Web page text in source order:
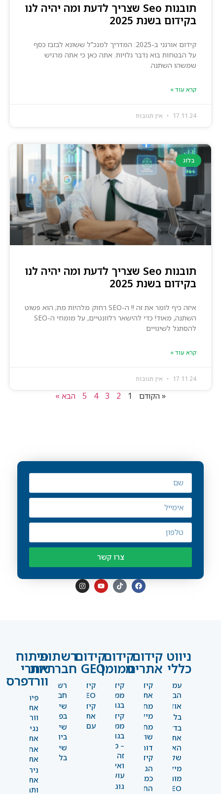
תובנות Seo שצריך לדעת ומה יהיה לנו
בקידום בשנת 2025
קידום אורגני ב-2025: המדריך למנכ"ל ששונא לבזבז כסף
על הבטחות בוא נדבר גלויות. אתה כאן כי אתה מרגיש
שמשהו השתנה.
קרא עוד »
17.11.24 אין תגובות
בלוג
תובנות Seo שצריך לדעת ומה יהיה לנו
בקידום בשנת 2025
איזה כיף לומר את זה !! ה-SEO רחוק מלהיות מת; הוא פשוט
השתנה, מאוד! כדי להישאר רלוונטיים, על מומחי ה-SEO
להסתגל לשינויים
קרא עוד »
17.11.24 אין תגובות
« הקודם 1
2
3
4
5 הבא »
צרו קשר
ניווט
כללי
עמוד
הבית
אודות
בלוג
בדקו
את
האתר
שלכם
מילון
מונחים
SEO
קידום
אתרים
קידום
אתרים
מחקר
מילים
מחקר
שוק
דוחות
קידום
הגדלת
כמות
החשיפה
קידום
ממומן
קידום
ממומן
בגוגל
קידום
ממומן
בגוגל
– מה
זה
ואיך
עושים
גוגל
קידום
GEO
קידום
GEO
קידום
אתרים
עם AI
רשתות
חברתיות
רשתות
חברתיות
שיווק
בפייסבוק
שיווק
ביוטיוב
שיווק
בלינקדאין
פיתוח
אתרי
וורדפרס
פיתוח
אתרי
וורדפרס
נגישות
אתרים
אחסון
אתרים
ניהול
אתרים
ותחזוקה